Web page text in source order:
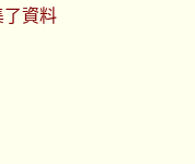
了資料